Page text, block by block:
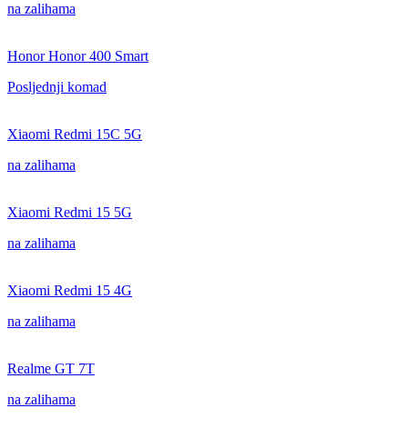
na zalihama
Honor Honor 400 Smart
Posljednji komad
Xiaomi Redmi 15C 5G
na zalihama
Xiaomi Redmi 15 5G
na zalihama
Xiaomi Redmi 15 4G
na zalihama
Realme GT 7T
na zalihama